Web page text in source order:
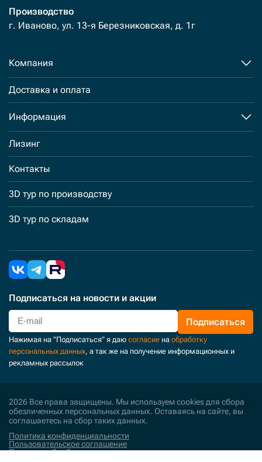
Производство
г. Иваново, ул. 13-я Березниковская, д. 1г
Компания
Доставка и оплата
Информация
Лизинг
Контакты
3D тур по производству
3D тур по складам
Подписаться на новости и акции
Подписаться
Нажимая на "Подписаться" я даю согласие на обработку
персональных данных, а так же на получение информационных и
рекламных рассылок
2026 Все права защищены. Мы используем cookies для сбора
обезличенных персональных данных. Оставаясь на сайте, вы
соглашаетесь на сбор таких данных.
Политика конфиденциальности
Пользовательское соглашение
Политика обработки персональных данных